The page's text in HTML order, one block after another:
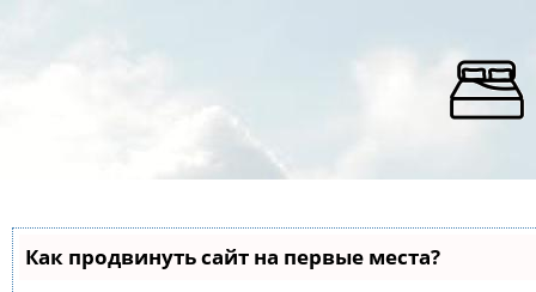
Как продвинуть сайт на первые места?